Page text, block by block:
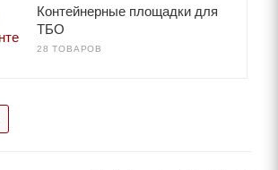
Контейнерные площадки для
ТБО
28 ТОВАРОВ